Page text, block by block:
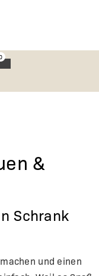
&
Schrank
und einen